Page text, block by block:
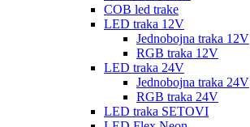
COB led trake
LED traka 12V
Jednobojna traka 12V
RGB traka 12V
LED traka 24V
Jednobojna traka 24V
RGB traka 24V
LED traka SETOVI